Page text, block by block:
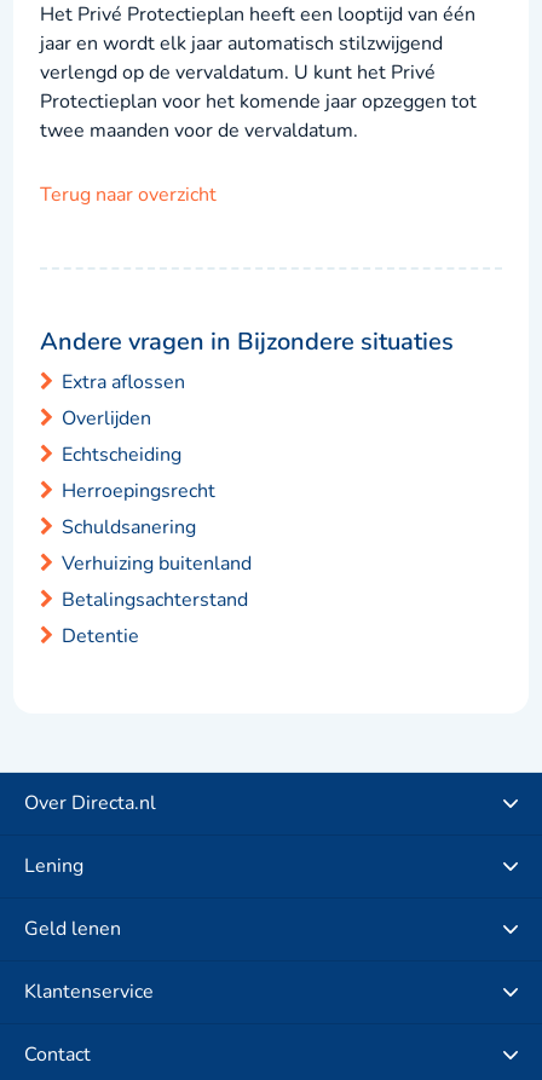
Het Privé Protectieplan heeft een looptijd van één
jaar en wordt elk jaar automatisch stilzwijgend
verlengd op de vervaldatum. U kunt het Privé
Protectieplan voor het komende jaar opzeggen tot
twee maanden voor de vervaldatum.
Terug naar overzicht
Andere vragen in Bijzondere situaties
Extra aflossen
Overlijden
Echtscheiding
Herroepingsrecht
Schuldsanering
Verhuizing buitenland
Betalingsachterstand
Detentie
Over Directa.nl
Lening
Geld lenen
Klantenservice
Contact